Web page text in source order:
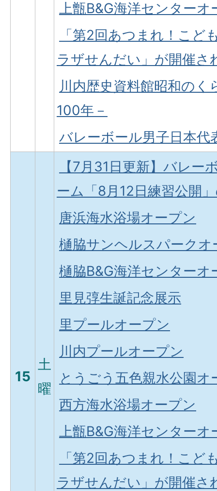
上甑B&G海洋センターオ
「第2回あつまれ！こど
ラザせんだい」が開催さ
川内歴史資料館昭和のく
100年－
バレーボール男子日本代
15
土
曜
【7月31日更新】バレー
ーム「8月12日練習公開
唐浜海水浴場オープン
樋脇サンヘルスパークオ
樋脇B&G海洋センターオ
里見弴生誕記念展示
里プールオープン
川内プールオープン
とうごう五色親水公園オ
西方海水浴場オープン
上甑B&G海洋センターオ
「第2回あつまれ！こど
ラザせんだい」が開催さ